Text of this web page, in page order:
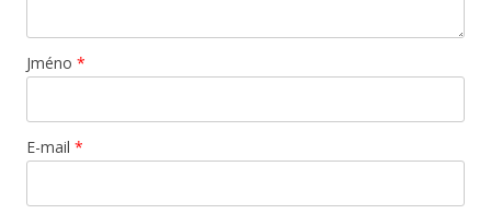
Jméno *
E-mail *